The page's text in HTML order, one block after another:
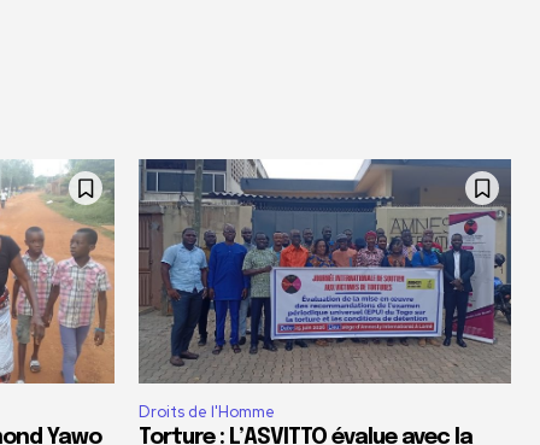
Yawo
Droits de l'Homme
Torture : L’ASVITTO évalue avec la